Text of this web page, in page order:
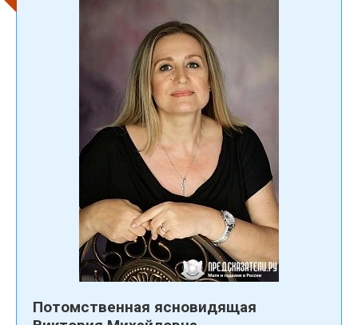
Потомственная ясновидящая